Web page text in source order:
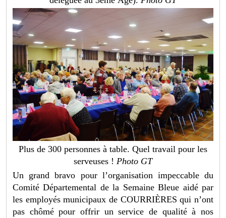
Plus de 300 personnes à table. Quel travail pour les
serveuses ! Photo GT
Un grand bravo pour l’organisation impeccable du
Comité Départemental de la Semaine Bleue aidé par
les employés municipaux de COURRIÈRES qui n’ont
pas chômé pour offrir un service de qualité à nos